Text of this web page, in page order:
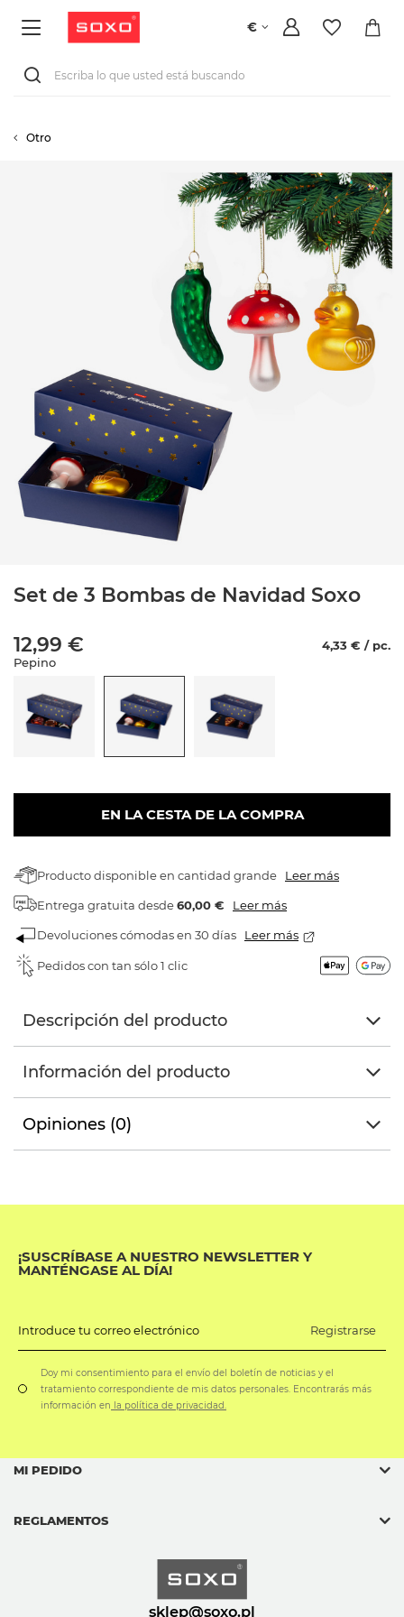
€
Otro
Set de 3 Bombas de Navidad Soxo
12,99 €
4,33 € / pc.
Pepino
EN LA CESTA DE LA COMPRA
Producto disponible en cantidad grande Leer más
Entrega gratuita desde60,00 € Leer más
Devoluciones cómodas en 30 días Leer más
Pedidos con tan sólo 1 clic
Descripción del producto
Información del producto
Opiniones (0)
¡SUSCRÍBASE A NUESTRO NEWSLETTER Y
MANTÉNGASE AL DÍA!
Introduce tu correo electrónico Registrarse
Doy mi consentimiento para el envío del boletín de noticias y el
tratamiento correspondiente de mis datos personales. Encontrarás más
información en la política de privacidad.
sklep@soxo.pl
MI PEDIDO
REGLAMENTOS